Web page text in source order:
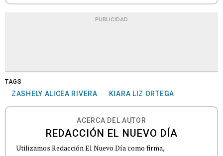
PUBLICIDAD
TAGS
ZASHELY ALICEA RIVERA KIARA LIZ ORTEGA
ACERCA DEL AUTOR
REDACCIÓN EL NUEVO DÍA
Utilizamos Redacción El Nuevo Día como firma,